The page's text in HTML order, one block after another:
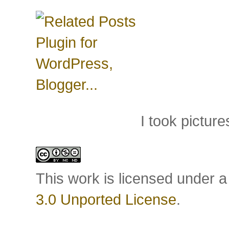
I took
This work is licensed under
3.0 Unported License.